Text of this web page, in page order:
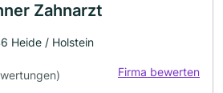
Zahnarzt
Heide / Holstein
Firma bewerten